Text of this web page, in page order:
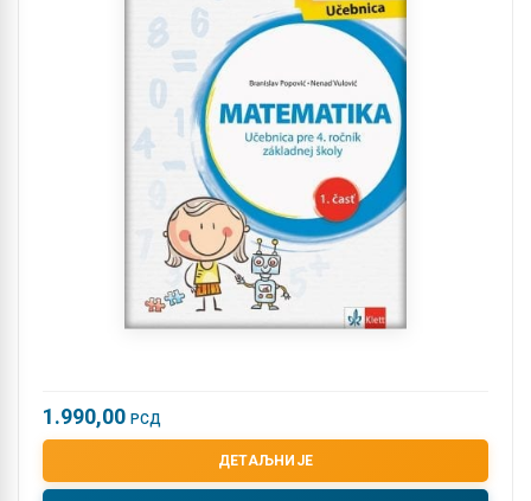
1.990,00 РСД
ДЕТАЉНИЈЕ